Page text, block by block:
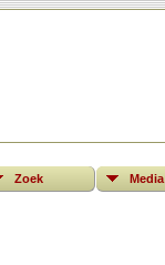
Zoek Media